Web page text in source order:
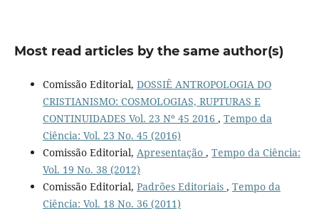
Most read articles by the same author(s)
Comissão Editorial, DOSSIÊ ANTROPOLOGIA DO
CRISTIANISMO: COSMOLOGIAS, RUPTURAS E
CONTINUIDADES Vol. 23 Nº 45 2016 , Tempo da
Ciência: Vol. 23 No. 45 (2016)
Comissão Editorial, Apresentação , Tempo da Ciência:
Vol. 19 No. 38 (2012)
Comissão Editorial, Padrões Editoriais , Tempo da
Ciência: Vol. 18 No. 36 (2011)